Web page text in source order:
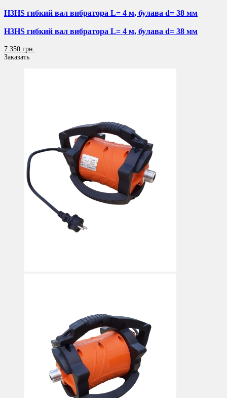
H3HS гибкий вал вибратора L= 4 м, булава d= 38 мм
H3HS гибкий вал вибратора L= 4 м, булава d= 38 мм
7 350 грн.
Заказать